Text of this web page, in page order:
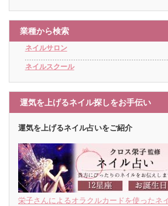
業種から検索
ネイルサロン
ネイルスクール
運気を上げるネイル探しをお手伝い
運気を上げるネイル占いをご紹介
栄子さんによるオラクルカードを使ったネ